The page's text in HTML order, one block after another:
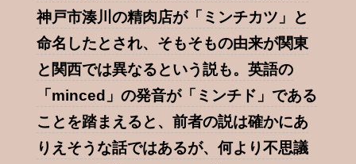
神戸市湊川の精肉店が「ミンチカツ」と
命名したとされ、そもそもの由来が関東
と関西では異なるという説も。英語の
「minced」の発音が「ミンチド」である
ことを踏まえると、前者の説は確かにあ
りえそうな話ではあるが、何より不思議